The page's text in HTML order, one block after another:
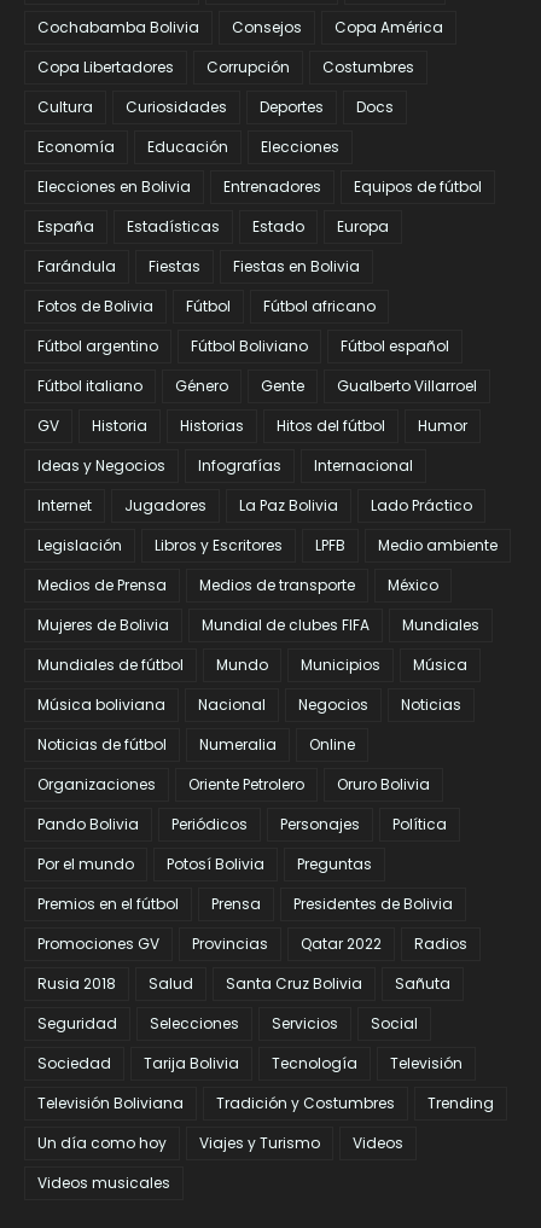
Cochabamba Bolivia
Consejos
Copa América
Copa Libertadores
Corrupción
Costumbres
Cultura
Curiosidades Deportes
Docs
Economía
Educación
Elecciones
Elecciones en Bolivia
Entrenadores
Equipos de fútbol
España
Estadísticas Estado
Europa
Farándula
Fiestas
Fiestas en Bolivia
Fotos de Bolivia
Fútbol
Fútbol africano
Fútbol argentino
Fútbol Boliviano
Fútbol español
Fútbol italiano
Género Gente
Gualberto Villarroel
GV
Historia Historias Hitos del fútbol
Humor
Ideas y Negocios
Infografías
Internacional
Internet
Jugadores La Paz Bolivia
Lado Práctico
Legislación
Libros y Escritores LPFB
Medio ambiente
Medios de Prensa
Medios de transporte
México
Mujeres de Bolivia
Mundial de clubes FIFA
Mundiales
Mundiales de fútbol
Mundo Municipios
Música
Música boliviana
Nacional Negocios
Noticias
Noticias de fútbol
Numeralia
Online
Organizaciones
Oriente Petrolero
Oruro Bolivia
Pando Bolivia
Periódicos Personajes
Política
Por el mundo
Potosí Bolivia
Preguntas
Premios en el fútbol
Prensa
Presidentes de Bolivia
Promociones GV
Provincias Qatar 2022
Radios
Rusia 2018
Salud Santa Cruz Bolivia
Sañuta
Seguridad
Selecciones Servicios
Social
Sociedad
Tarija Bolivia Tecnología
Televisión
Televisión Boliviana
Tradición y Costumbres
Trending
Un día como hoy
Viajes y Turismo
Videos
Videos musicales